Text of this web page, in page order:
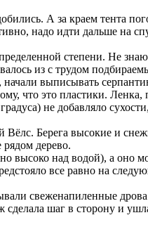
А за краем тента
надо идти дальше на
степени. Не
из с трудом
выписывать
что это пластики.
не добавляло
Берега высокие и
дерево.
высоко над водой), а оно
все равно на
свеженапиленные
шаг в сторону и